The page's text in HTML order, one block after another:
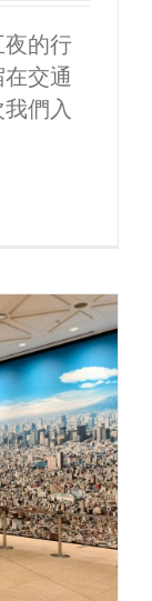
的行
交通
們入